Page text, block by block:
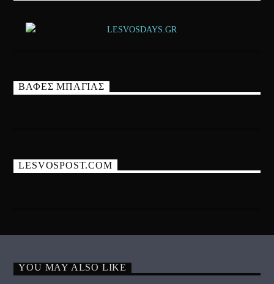
ΒΑΦΕΣ ΜΠΑΓΙΑΣ
LESVOSPOST.COM
YOU MAY ALSO LIKE